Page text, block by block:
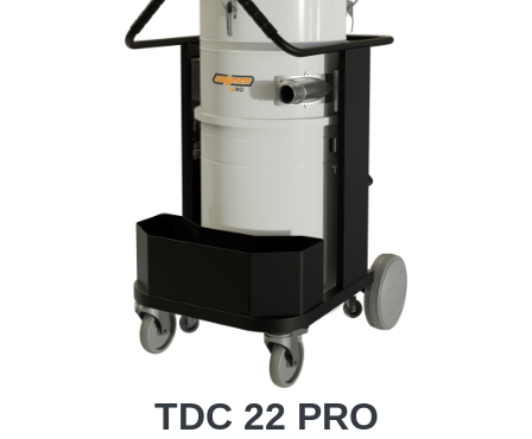
TDC 22 PRO